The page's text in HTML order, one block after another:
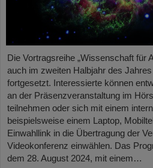
Die Vortragsreihe „Wissenschaft für
auch im zweiten Halbjahr des
fortgesetzt. Interessierte können
an der Präsenzveranstaltung im
teilnehmen oder sich mit einem
beispielsweise einem Laptop,
Einwahllink in die Übertragung der
Videokonferenz einwählen. Das
dem 28. August 2024, mit einem…